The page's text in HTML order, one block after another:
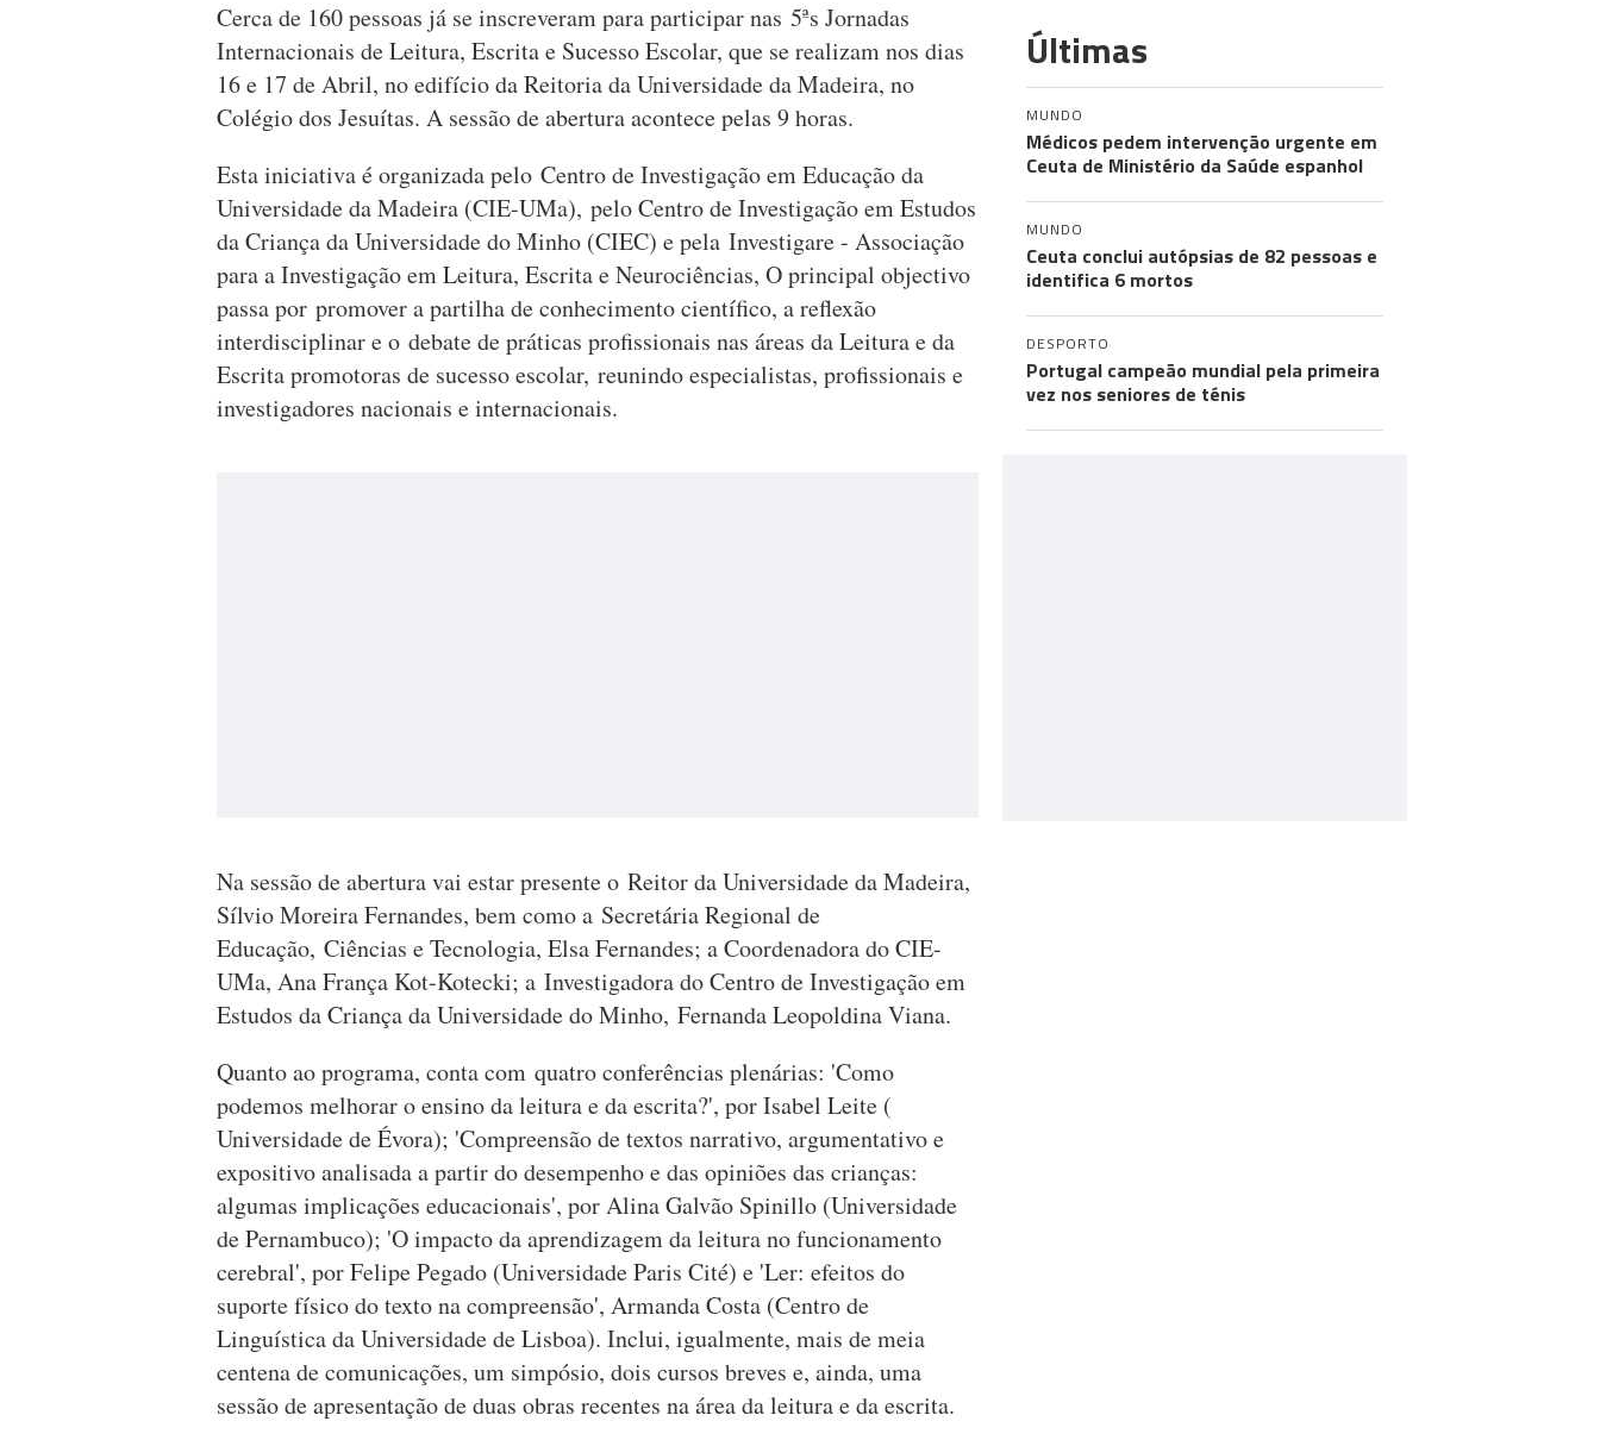
Cerca de 160 pessoas já se inscreveram para participar nas 5ªs Jornadas
Internacionais de Leitura, Escrita e Sucesso Escolar, que se realizam nos dias
16 e 17 de Abril, no edifício da Reitoria da Universidade da Madeira, no
Colégio dos Jesuítas. A sessão de abertura acontece pelas 9 horas.
Esta iniciativa é organizada pelo Centro de Investigação em Educação da
Universidade da Madeira (CIE-UMa), pelo Centro de Investigação em Estudos
da Criança da Universidade do Minho (CIEC) e pela Investigare - Associação
para a Investigação em Leitura, Escrita e Neurociências, O principal objectivo
passa por promover a partilha de conhecimento científico, a reflexão
interdisciplinar e o debate de práticas profissionais nas áreas da Leitura e da
Escrita promotoras de sucesso escolar, reunindo especialistas, profissionais e
investigadores nacionais e internacionais.
Na sessão de abertura vai estar presente o Reitor da Universidade da Madeira,
Sílvio Moreira Fernandes, bem como a Secretária Regional de
Educação, Ciências e Tecnologia, Elsa Fernandes; a Coordenadora do CIE-
UMa, Ana França Kot-Kotecki; a Investigadora do Centro de Investigação em
Estudos da Criança da Universidade do Minho, Fernanda Leopoldina Viana.
Quanto ao programa, conta com quatro conferências plenárias: 'Como
podemos melhorar o ensino da leitura e da escrita?', por Isabel Leite (
Universidade de Évora); 'Compreensão de textos narrativo, argumentativo e
expositivo analisada a partir do desempenho e das opiniões das crianças:
algumas implicações educacionais', por Alina Galvão Spinillo (Universidade
de Pernambuco); 'O impacto da aprendizagem da leitura no funcionamento
cerebral', por Felipe Pegado (Universidade Paris Cité) e 'Ler: efeitos do
suporte físico do texto na compreensão', Armanda Costa (Centro de
Linguística da Universidade de Lisboa). Inclui, igualmente, mais de meia
centena de comunicações, um simpósio, dois cursos breves e, ainda, uma
sessão de apresentação de duas obras recentes na área da leitura e da escrita.
Últimas
MUNDO
Médicos pedem intervenção urgente em
Ceuta de Ministério da Saúde espanhol
MUNDO
Ceuta conclui autópsias de 82 pessoas e
identifica 6 mortos
DESPORTO
Portugal campeão mundial pela primeira
vez nos seniores de ténis